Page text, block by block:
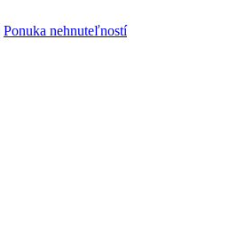
Ponuka nehnuteľností